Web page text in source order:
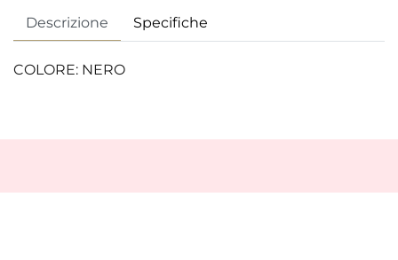
Descrizione Specifiche
COLORE: NERO